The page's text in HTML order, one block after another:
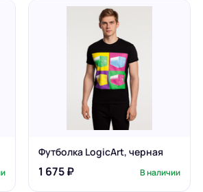
Футболка LogicArt, черная
1 675 ₽ В наличии